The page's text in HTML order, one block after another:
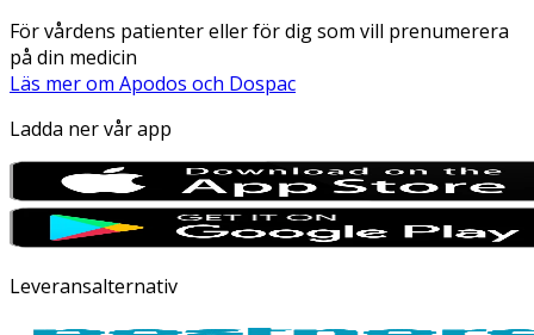
För vårdens patienter eller för dig som vill prenumerera
på din medicin
Läs mer om Apodos och Dospac
Ladda ner vår app
Leveransalternativ